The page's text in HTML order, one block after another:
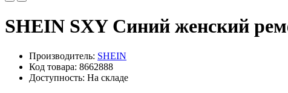
SHEIN SXY Синий женский
Производитель: SHEIN
Код товара: 8662888
Доступность: На складе